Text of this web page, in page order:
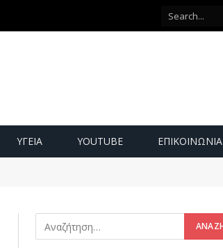
ΥΓΕΙΑ YOUTUBE ΕΠΙΚΟΙΝΩΝΊΑ